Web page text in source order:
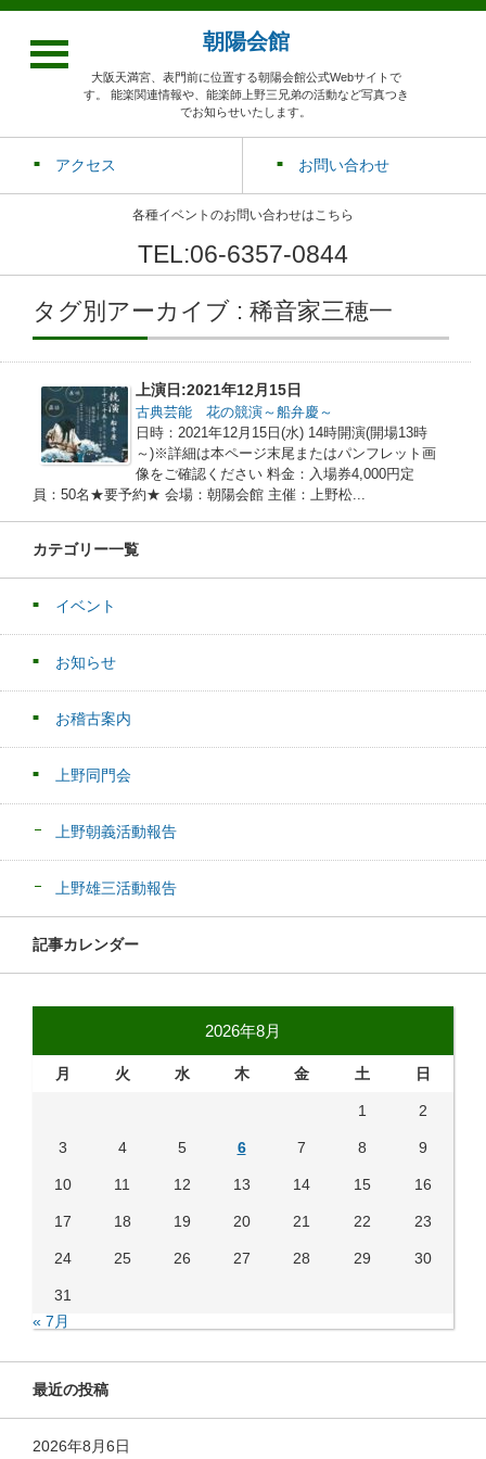
朝陽会館
大阪天満宮、表門前に位置する朝陽会館公式Webサイトで
す。 能楽関連情報や、能楽師上野三兄弟の活動など写真つき
でお知らせいたします。
アクセス お問い合わせ
各種イベントのお問い合わせはこちら
TEL:06-6357-0844
タグ別アーカイブ : 稀音家三穂一
上演日:2021年12月15日
古典芸能 花の競演～船弁慶～
日時：2021年12月15日(水) 14時開演(開場13時
～)※詳細は本ページ末尾またはパンフレット画
像をご確認ください 料金：入場券4,000円定
員：50名★要予約★ 会場：朝陽会館 主催：上野松...
カテゴリー一覧
イベント
お知らせ
お稽古案内
上野同門会
上野朝義活動報告
上野雄三活動報告
記事カレンダー
2026年8月
月 火 水 木 金 土 日
1 2
3 4 5 6 7 8 9
10 11 12 13 14 15 16
17 18 19 20 21 22 23
24 25 26 27 28 29 30
31
« 7月
最近の投稿
2026年8月6日